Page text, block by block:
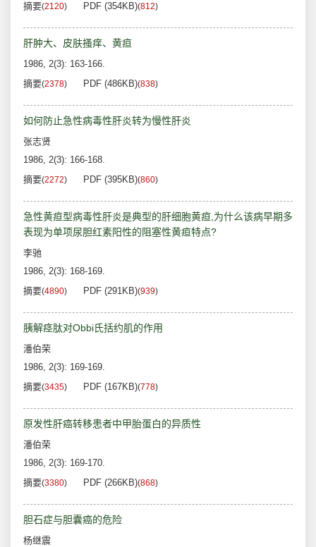
摘要(2120) PDF (354KB)(812)
肝肿大、皮肤搔痒、黄疸
1986, 2(3): 163-166.
摘要(2378) PDF (486KB)(838)
如何防止急性病毒性肝炎转为慢性肝炎
张志贤
1986, 2(3): 166-168.
摘要(2272) PDF (395KB)(860)
急性黄疸型病毒性肝炎是典型的肝细胞黄疸,为什么该病早期多
表现为单项尿胆红素阳性的阻塞性黄疸特点?
李驰
1986, 2(3): 168-169.
摘要(4890) PDF (291KB)(939)
胰解痉肽对Obbi氏括约肌的作用
潘伯荣
1986, 2(3): 169-169.
摘要(3435) PDF (167KB)(778)
原发性肝癌转移患者中甲胎蛋白的异质性
潘伯荣
1986, 2(3): 169-170.
摘要(3380) PDF (266KB)(868)
胆石症与胆囊癌的危险
杨继震